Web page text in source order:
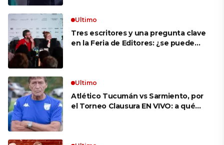
Ultimo
Tres escritores y una pregunta clave
en la Feria de Editores: ¿se puede
Ultimo
Atlético Tucumán vs Sarmiento, por
el Torneo Clausura EN VIVO: a qué